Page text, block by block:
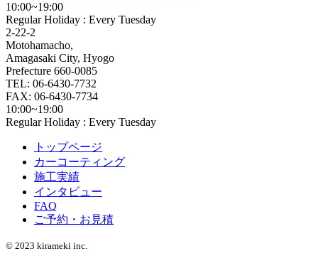
10:00~19:00
Regular Holiday : Every Tuesday
2-22-2
Motohamacho,
Amagasaki City, Hyogo
Prefecture 660-0085
TEL: 06-6430-7732
FAX: 06-6430-7734
10:00~19:00
Regular Holiday : Every Tuesday
トップページ
カーコーティング
施工実績
インタビュー
FAQ
ご予約・お見積
© 2023 kirameki inc.